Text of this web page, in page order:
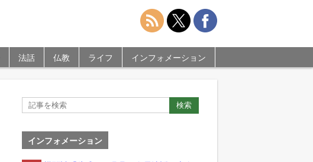
法話 仏教 ライフ インフォメーション
インフォメーション